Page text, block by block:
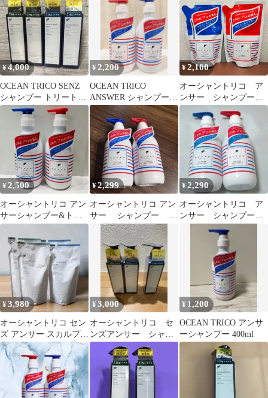
未開封◇
350mL
¥4,000
OCEAN TRICO SENZ
シャンプー トリートメ
ント 4本セット
¥ 2,200
OCEAN TRICO
ANSWER シャンプー
トリートメント セット
¥2,100
オーシャントリコ ア
ンサー シャンプー&
トリートメント 詰め
替え セット
¥2,500
オーシャントリコ アン
サーシャンプー&トリ
ートメント ポンプセッ
¥2,299
オーシャントリコ アン
サー シャンプー ヘ
アトリートメント
400ml
¥2,290
オーシャントリコ ア
ンサー シャンプー＆
トリートメント
¥3,980
オーシャントリコ セン
ズ アンサー スカルプ
シャンプー トリートメ
ント 詰替
¥3,000
オーシャントリコ セ
ンズアンサー シャン
プー 1本 トリートメ
ント 2本
¥ 1,200
OCEAN TRICO アンサ
ーシャンプー 400ml